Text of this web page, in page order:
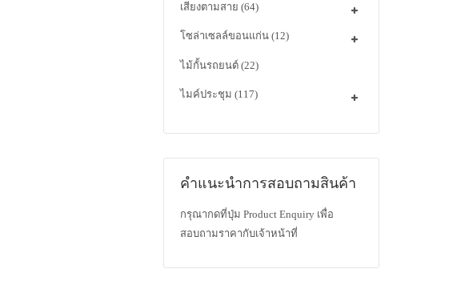
เสียงตามสาย (64)
โซล่าเซลล์ขอนแก่น (12)
ไม้กั้นรถยนต์ (22)
ไมค์ประชุม (117)
คำแนะนำการสอบถามสินค้า
กรุณากดที่ปุ่ม Product Enquiry เพื่อ
สอบถามราคากับเจ้าหน้าที่